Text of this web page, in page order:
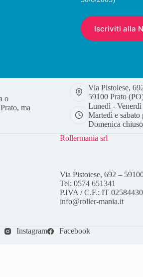
o
ma
Via Pistoiese,
59100 Prato
Lunedì -
Martedì e
Domenica
Rollermania srl
Via Pistoiese, 692 –
Tel: 0574 651341
P.IVA / C.F.: IT
info@roller-mania.it
Instagram Facebook